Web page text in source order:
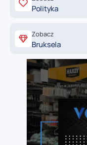
Polityka
Zobacz
Bruksela